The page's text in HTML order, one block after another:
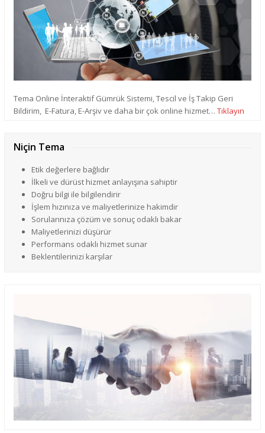
Tema Online İnteraktif Gümrük Sistemi, Tescil ve İş Takip Geri
Bildirim, E-Fatura, E-Arşiv ve daha bir çok online hizmet…Tıklayın
Niçin Tema
Etik değerlere bağlıdır
İlkeli ve dürüst hizmet anlayışına sahiptir
Doğru bilgi ile bilgilendirir
İşlem hızınıza ve maliyetlerinize hakimdir
Sorularınıza çözüm ve sonuç odaklı bakar
Maliyetlerinizi düşürür
Performans odaklı hizmet sunar
Beklentilerinizi karşılar